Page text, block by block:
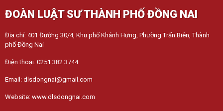
ĐOÀN LUẬT SƯ THÀNH PHỐ ĐỒNG NAI
Địa chỉ: 401 Đường 30/4, Khu phố Khánh Hưng, Phường Trấn Biên, Thành
phố Đồng Nai
Điện thoại: 0251 382 3744
Email: dlsdongnai@gmail.com
Website: www.dlsdongnai.com